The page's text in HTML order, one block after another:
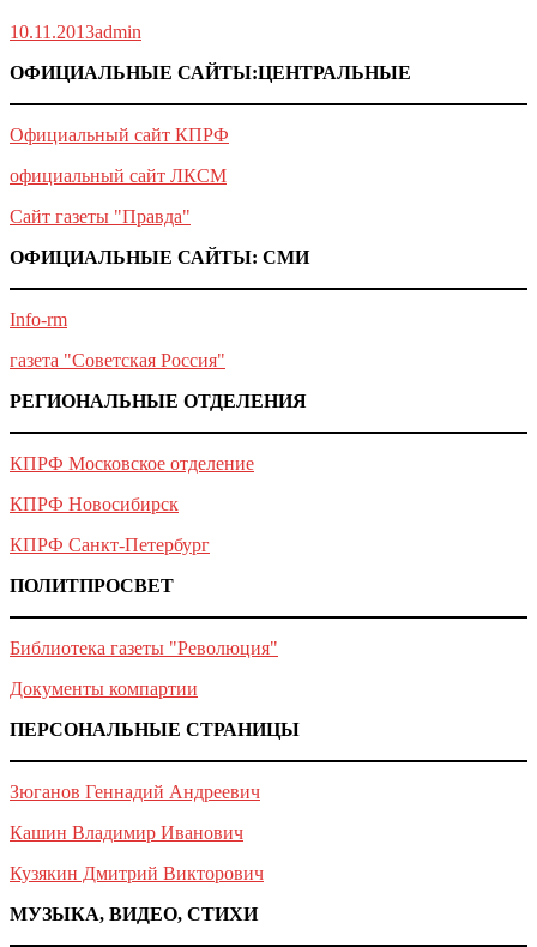
10.11.2013admin
ОФИЦИАЛЬНЫЕ САЙТЫ:ЦЕНТРАЛЬНЫЕ
Официальный сайт КПРФ
официальный сайт ЛКСМ
Сайт газеты "Правда"
ОФИЦИАЛЬНЫЕ САЙТЫ: СМИ
Info-rm
газета "Советская Россия"
РЕГИОНАЛЬНЫЕ ОТДЕЛЕНИЯ
КПРФ Московское отделение
КПРФ Новосибирск
КПРФ Санкт-Петербург
ПОЛИТПРОСВЕТ
Библиотека газеты "Революция"
Документы компартии
ПЕРСОНАЛЬНЫЕ СТРАНИЦЫ
Зюганов Геннадий Андреевич
Кашин Владимир Иванович
Кузякин Дмитрий Викторович
МУЗЫКА, ВИДЕО, СТИХИ